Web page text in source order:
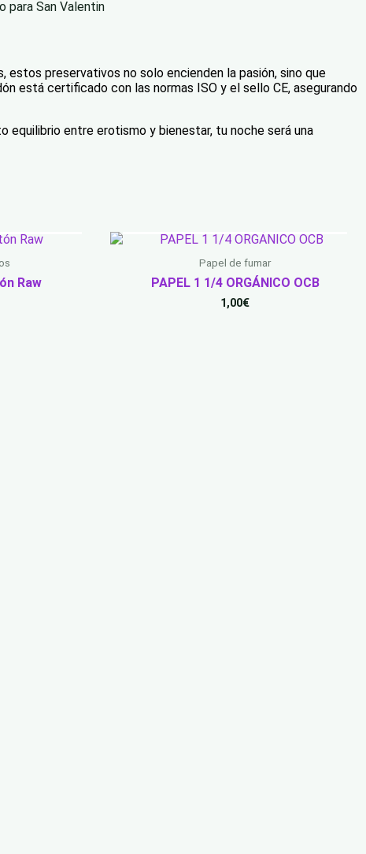
para San Valentin
estos preservativos no solo encienden la pasión, sino que
está certificado con las normas ISO y el sello CE, asegurando
equilibrio entre erotismo y bienestar, tu noche será una
Raw
Papel de fumar
PAPEL 1 1/4 ORGÁNICO OCB
1,00€